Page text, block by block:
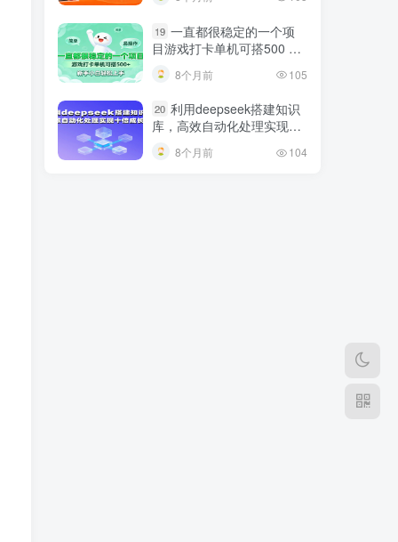
巧
19 一直都很稳定的一个项
目游戏打卡单机可搭500 ，
新手小白轻松上手
8个月前 105
20 利用deepseek搭建知识
库，高效自动化处理实现十
倍成长！
8个月前 104